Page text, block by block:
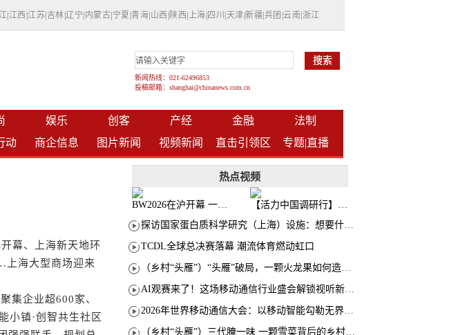
江西 江苏 吉林 |辽宁 内蒙古 宁夏 青海 山西 陕西 上海 四川 天津 |新疆 兵团 |云南 浙江
新闻热线：021-62496853
投稿邮箱：shanghai@chinanews.com.cn
娱乐 创客 产经 金融
法制
动 商企信息 图片新闻 视频新闻 直击引领区 专题|直播
幕、上海新天地环
上海大型商场迎来
企业超600家、
小镇·创智共生社区
热点视频
BW2026在沪开幕 一众次元品牌集中发布全新企划
【活力中国调研行】上海机器人研究院以技术标准撬动长三角智造协同
探访国家蛋白质科学研究（上海）设施：想要什么蛋白 AI直接设计合成
TCDL全球总决赛落幕 潮流体育燃动虹口
（乡村“头雁”）“头雁”破局，一颗火龙果如何造就沪上乡村特色产业化路径
AI观赛来了！这场移动通信行业盛会解锁视听新玩法
2026年世界移动通信大会：以移动智能勾勒无界普惠新愿景
（乡村“头雁”）三代腌一味 一颗雪菜背后的乡村致富经